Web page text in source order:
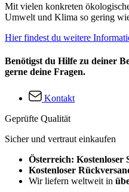
Mit vielen konkreten
Umwelt und Klima so gering
Hier findest du weitere
Benötigst du Hilfe zu deiner
gerne deine Fragen.
Kontakt
Geprüfte Qualität
Sicher und vertraut einkaufen
Österreich: Kostenloser
Kostenloser
Wir liefern weltweit in